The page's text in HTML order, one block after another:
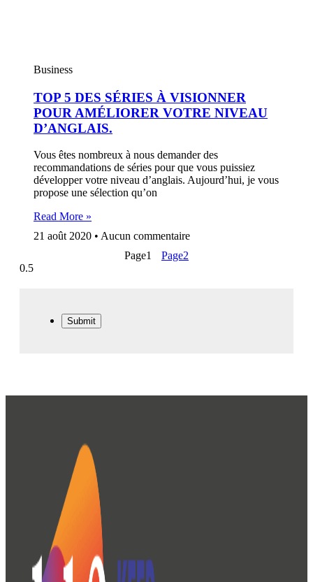
Business
TOP 5 DES SÉRIES À VISIONNER
POUR AMÉLIORER VOTRE NIVEAU
D’ANGLAIS.
Vous êtes nombreux à nous demander des
recommandations de séries pour que vous puissiez
développer votre niveau d’anglais. Aujourd’hui, je vous
propose une sélection qu’on
Read More »
21 août 2020
Aucun commentaire
Page1 Page2